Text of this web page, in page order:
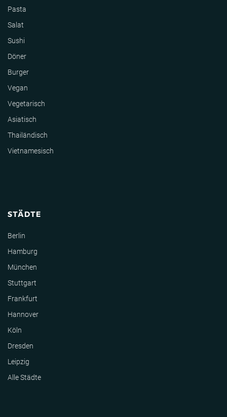
Pasta
Salat
Sushi
Döner
Burger
Vegan
Vegetarisch
Asiatisch
Thailändisch
Vietnamesisch
STÄDTE
Berlin
Hamburg
München
Stuttgart
Frankfurt
Hannover
Köln
Dresden
Leipzig
Alle Städte